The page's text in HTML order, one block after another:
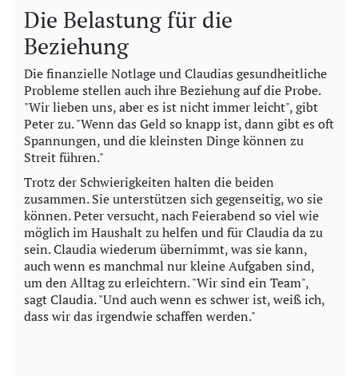
Die Belastung für die
Beziehung
Die finanzielle Notlage und Claudias gesundheitliche
Probleme stellen auch ihre Beziehung auf die Probe.
"Wir lieben uns, aber es ist nicht immer leicht", gibt
Peter zu. "Wenn das Geld so knapp ist, dann gibt es oft
Spannungen, und die kleinsten Dinge können zu
Streit führen."
Trotz der Schwierigkeiten halten die beiden
zusammen. Sie unterstützen sich gegenseitig, wo sie
können. Peter versucht, nach Feierabend so viel wie
möglich im Haushalt zu helfen und für Claudia da zu
sein. Claudia wiederum übernimmt, was sie kann,
auch wenn es manchmal nur kleine Aufgaben sind,
um den Alltag zu erleichtern. "Wir sind ein Team",
sagt Claudia. "Und auch wenn es schwer ist, weiß ich,
dass wir das irgendwie schaffen werden."